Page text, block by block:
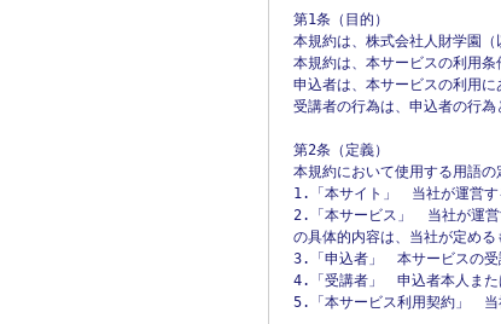
7.有料サービスにおいて、ユー
8.上記の利用目的に付随する目
第4条（利用目的の変更）
当社は、利用目的が変更前と
利用目的の変更を行った場合
第5条（個人情報の第三者提供
当社は、次に掲げる場合を除
の法令で認められる場合を除き
1.人の生命、身体または財産
2.公衆衛生の向上または児童の
3.国の機関もしくは地方公共
ことにより当該事務の遂行に
4.予め次の事項を告知あるい
第1条（目的）
本規約は、株式会社人財学園
本規約は、本サービスの利用
申込者は、本サービスの利用に
受講者の行為は、申込者の行為
第2条（定義）
本規約において使用する用語の
1.「本サイト」　当社が運営す
2.「本サービス」　当社が運
の具体的内容は、当社が定める
3.「申込者」　本サービスの受
4.「受講者」　申込者本人また
5.「本サービス利用契約」　当